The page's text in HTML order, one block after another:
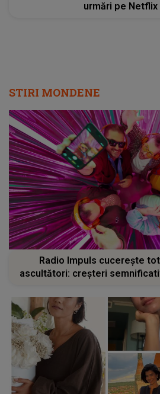
urmări pe Netflix
STIRI MONDENE
Radio Impuls cucerește
ascultători: creșteri